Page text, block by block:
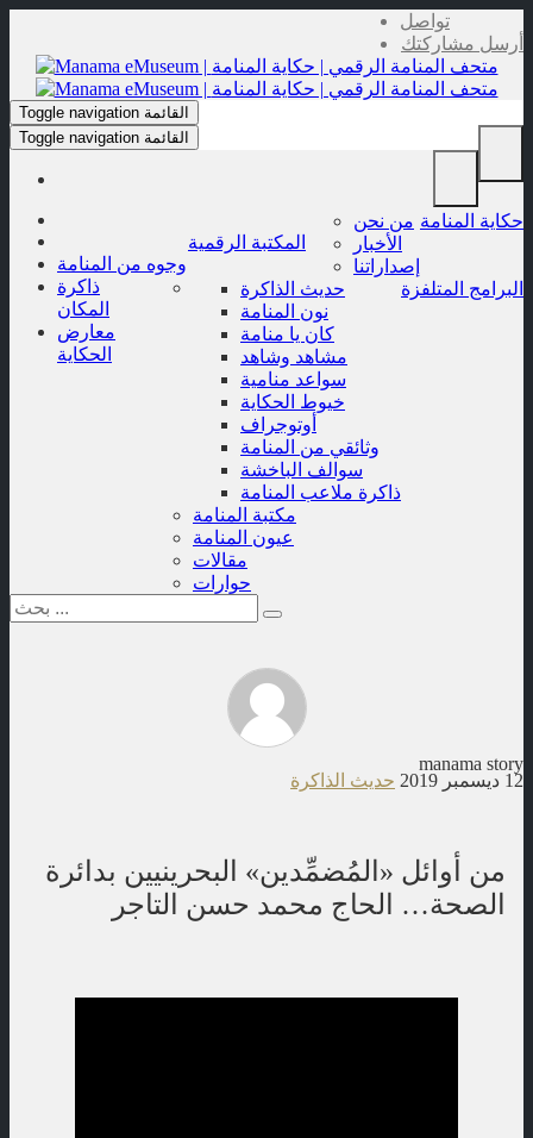
content
تواصل
أرسل مشاركتك
Toggle navigation القائمة
Toggle navigation القائمة
حكاية المنامة من نحن
الأخبار
إصداراتنا
المكتبة الرقمية
البرامج المتلفزة
حديث الذاكرة
نون المنامة
كان يا منامة
مشاهد وشاهد
سواعد منامية
خيوط الحكاية
أوتوجراف
وثائقي من المنامة
سوالف الباخشة
ذاكرة ملاعب المنامة
مكتبة المنامة
عيون المنامة
مقالات
حوارات
وجوه من المنامة
ذاكرة
المكان
معارض
الحكاية
manama story
12 ديسمبر 2019
حديث الذاكرة
من أوائل «المُضمِّدين» البحرينيين بدائرة
الصحة… الحاج محمد حسن التاجر